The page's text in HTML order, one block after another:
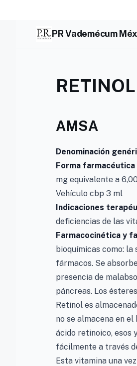
PR Vademécum
AMSA
Denominación
Forma
mg equivalente a
Vehículo cbp 3 ml
Indicaciones
deficiencias de las
Farmacocinética y
bioquímicas como:
fármacos. Se
presencia de
páncreas. Los
Retinol es
no se almacena en
ácido retinoico, esos
fácilmente a través
Esta vitamina una